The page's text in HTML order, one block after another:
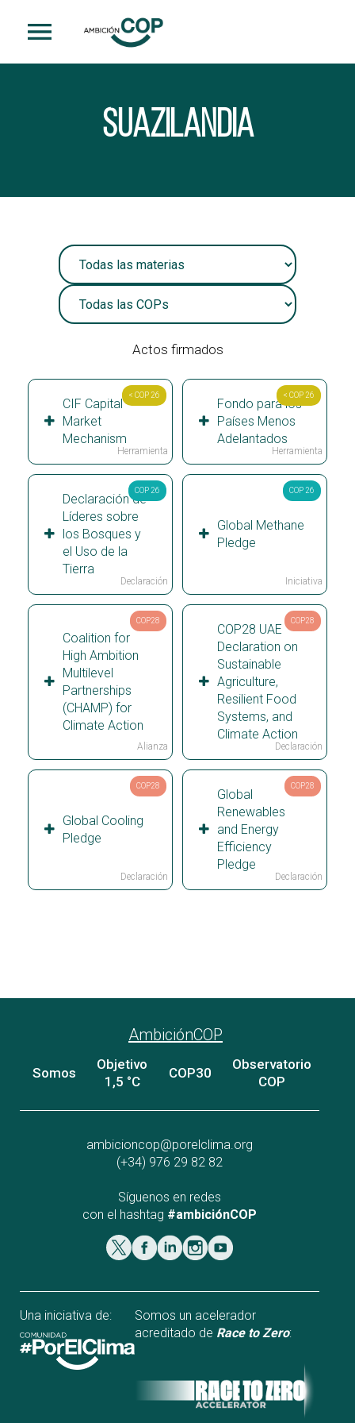
Suazilandia
Actos firmados
< COP 26
Herramienta
CIF Capital
Market
Mechanism
< COP 26
Herramienta
Fondo para los
Países Menos
Adelantados
COP 26
Declaración
Declaración de
Líderes sobre
los Bosques y
el Uso de la
Tierra
COP 26
Iniciativa
Global Methane
Pledge
COP28
Alianza
Coalition for
High Ambition
Multilevel
Partnerships
(CHAMP) for
Climate Action
COP28
Declaración
COP28 UAE
Declaration on
Sustainable
Agriculture,
Resilient Food
Systems, and
Climate Action
COP28
Declaración
Global Cooling
Pledge
COP28
Declaración
Global
Renewables
and Energy
Efficiency
Pledge
AmbiciónCOP
Somos
Objetivo
1,5 °C
COP30
Observatorio
COP
ambicioncop@porelclima.org
(+34) 976 29 82 82
Síguenos en redes
con el hashtag #ambiciónCOP
Una iniciativa de:
Somos un acelerador
acreditado de Race to Zero: